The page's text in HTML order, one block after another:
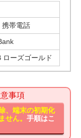
携帯電話
ローズゴールド
事項
、端末の初期化
せん。手順はこ